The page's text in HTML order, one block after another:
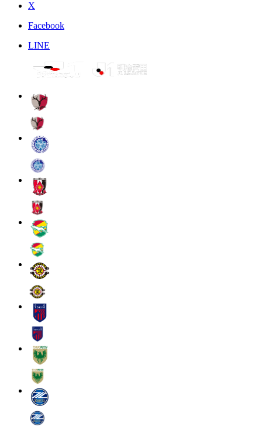
X
Facebook
LINE